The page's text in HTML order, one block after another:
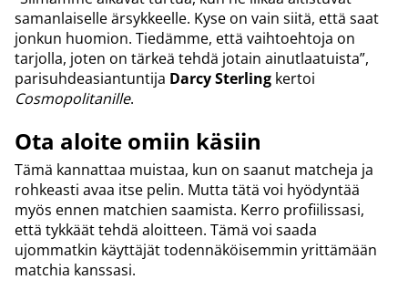
samanlaiselle ärsykkeelle. Kyse on vain siitä, että saat
jonkun huomion. Tiedämme, että vaihtoehtoja on
tarjolla, joten on tärkeä tehdä jotain ainutlaatuista”,
parisuhdeasiantuntija Darcy Sterling kertoi
Cosmopolitanille.
Ota aloite omiin käsiin
Tämä kannattaa muistaa, kun on saanut matcheja ja
rohkeasti avaa itse pelin. Mutta tätä voi hyödyntää
myös ennen matchien saamista. Kerro profiilissasi,
että tykkäät tehdä aloitteen. Tämä voi saada
ujommatkin käyttäjät todennäköisemmin yrittämään
matchia kanssasi.